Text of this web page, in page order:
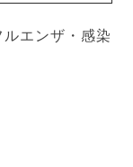
エンザ・感染